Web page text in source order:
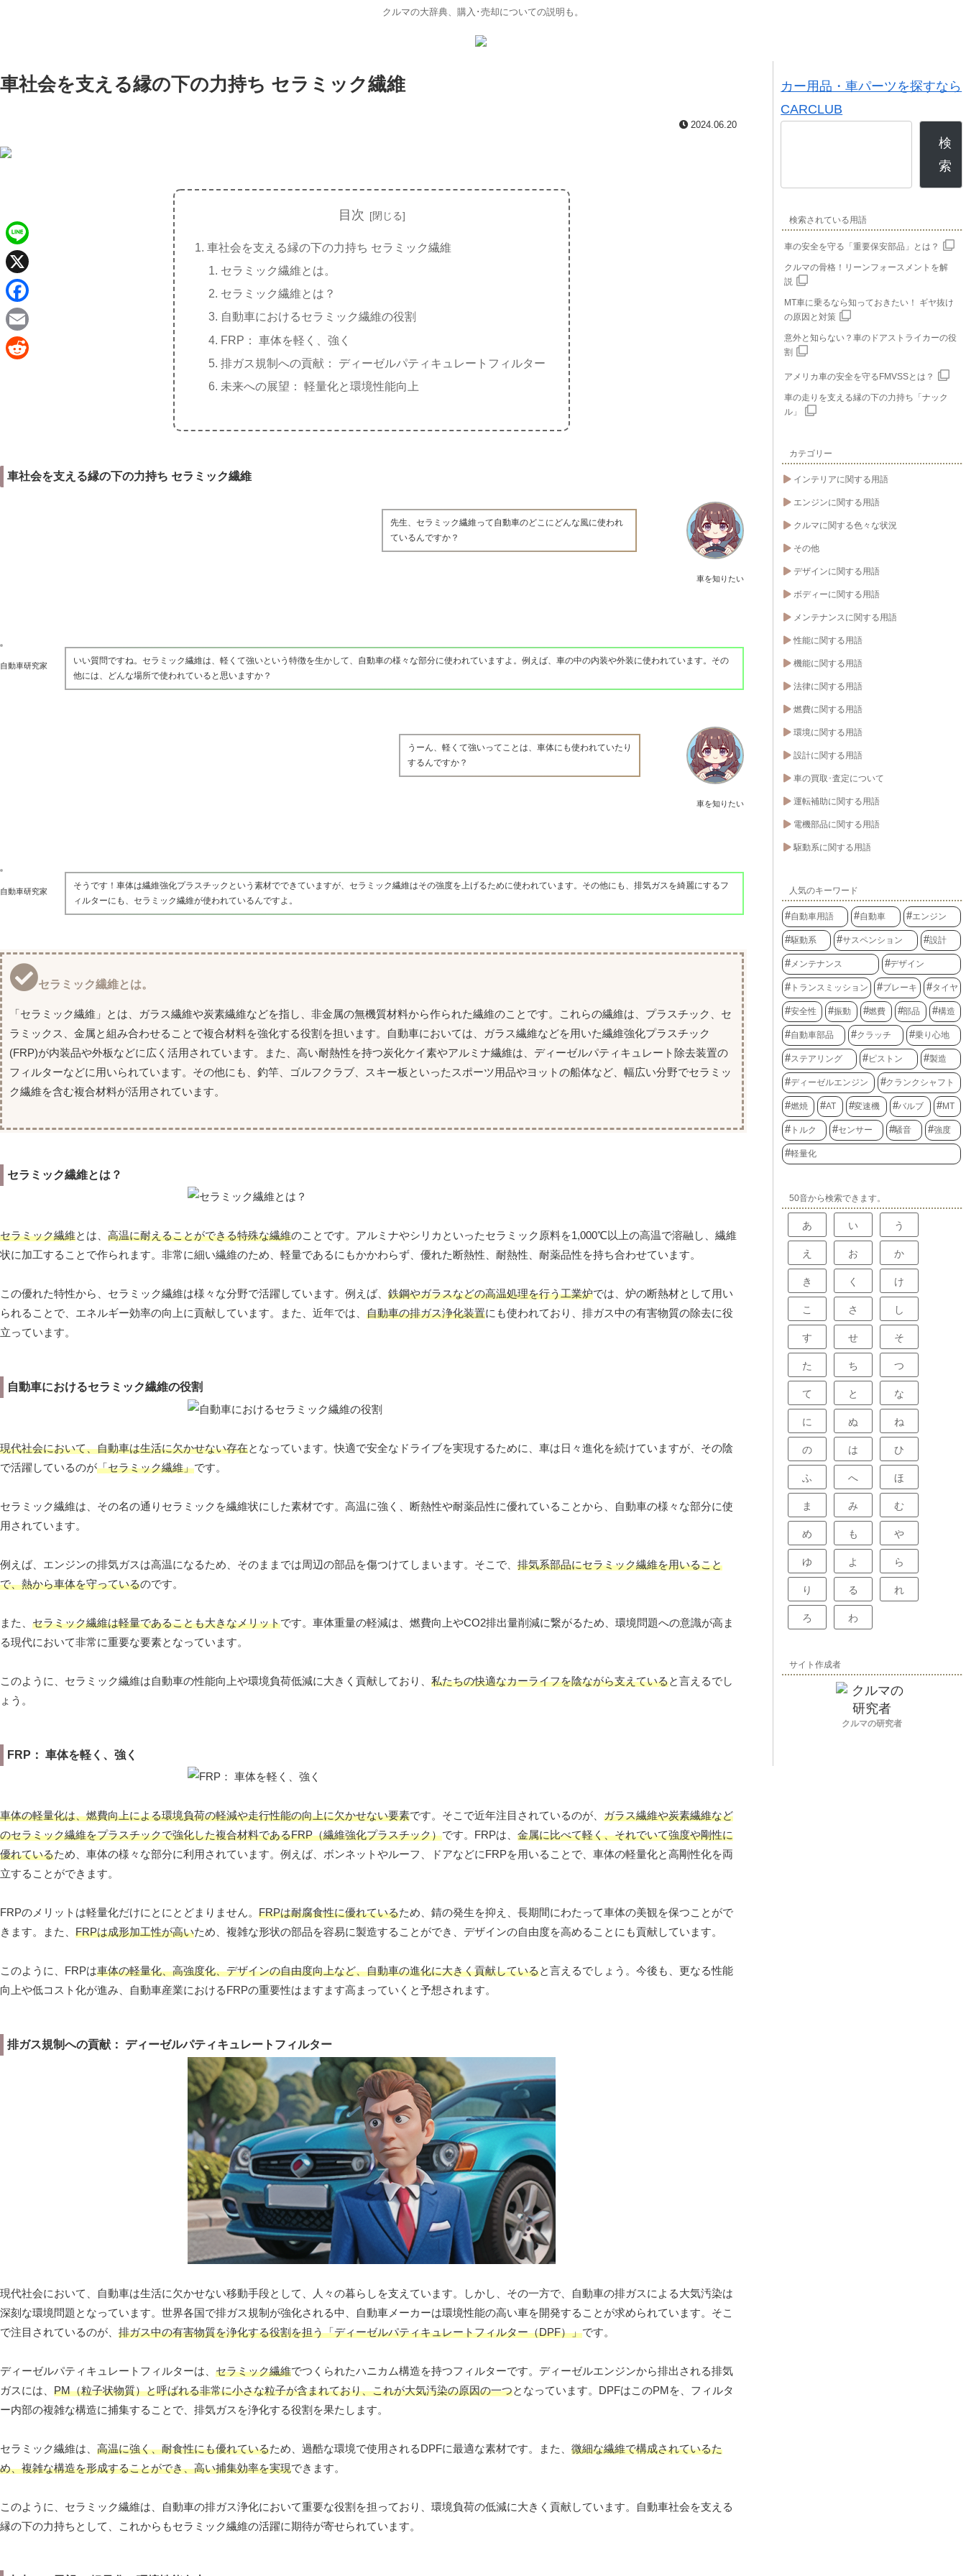
クルマの大辞典、購入･売却についての説明も。
車社会を支える縁の下の力持ち セラミック繊維
2024.06.20
目次
車社会を支える縁の下の力持ち セラミック繊維
セラミック繊維とは。
セラミック繊維とは？
自動車におけるセラミック繊維の役割
FRP： 車体を軽く、強く
排ガス規制への貢献： ディーゼルパティキュレートフィルター
未来への展望： 軽量化と環境性能向上
車社会を支える縁の下の力持ち セラミック繊維
車を知りたい
先生、セラミック繊維って自動車のどこにどんな風に使われ
ているんですか？
自動車研究家
いい質問ですね。セラミック繊維は、軽くて強いという特徴を生かして、自動車の様々な部分に使われていますよ。例えば、車の中の内装や外装に使われています。その
他には、どんな場所で使われていると思いますか？
車を知りたい
うーん、軽くて強いってことは、車体にも使われていたり
するんですか？
自動車研究家
そうです！車体は繊維強化プラスチックという素材でできていますが、セラミック繊維はその強度を上げるために使われています。その他にも、排気ガスを綺麗にするフ
ィルターにも、セラミック繊維が使われているんですよ。
セラミック繊維とは。
「セラミック繊維」とは、ガラス繊維や炭素繊維などを指し、非金属の無機質材料から作られた繊維のことです。これらの繊維は、プラスチック、セ
ラミックス、金属と組み合わせることで複合材料を強化する役割を担います。自動車においては、ガラス繊維などを用いた繊維強化プラスチック
(FRP)が内装品や外板などに広く活用されています。また、高い耐熱性を持つ炭化ケイ素やアルミナ繊維は、ディーゼルパティキュレート除去装置の
フィルターなどに用いられています。その他にも、釣竿、ゴルフクラブ、スキー板といったスポーツ用品やヨットの船体など、幅広い分野でセラミッ
ク繊維を含む複合材料が活用されています。
セラミック繊維とは？
セラミック繊維とは、 高温に耐えることができる特殊な繊維のことです。アルミナやシリカといったセラミック原料を1,000℃以上の高温で溶融し、繊維
状に加工することで作られます。非常に細い繊維のため、軽量であるにもかかわらず、優れた断熱性、耐熱性、耐薬品性を持ち合わせています。
この優れた特性から、セラミック繊維は様々な分野で活躍しています。例えば、 鉄鋼やガラスなどの高温処理を行う工業炉では、炉の断熱材として用い
られることで、エネルギー効率の向上に貢献しています。また、近年では、 自動車の排ガス浄化装置にも使われており、排ガス中の有害物質の除去に役
立っています。
自動車におけるセラミック繊維の役割
現代社会において、自動車は生活に欠かせない存在となっています。快適で安全なドライブを実現するために、車は日々進化を続けていますが、その陰
で活躍しているのが「セラミック繊維」です。
セラミック繊維は、その名の通りセラミックを繊維状にした素材です。高温に強く、断熱性や耐薬品性に優れていることから、自動車の様々な部分に使
用されています。
例えば、エンジンの排気ガスは高温になるため、そのままでは周辺の部品を傷つけてしまいます。そこで、 排気系部品にセラミック繊維を用いること
で、熱から車体を守っているのです。
また、 セラミック繊維は軽量であることも大きなメリットです。車体重量の軽減は、燃費向上やCO2排出量削減に繋がるため、環境問題への意識が高ま
る現代において非常に重要な要素となっています。
このように、セラミック繊維は自動車の性能向上や環境負荷低減に大きく貢献しており、 私たちの快適なカーライフを陰ながら支えていると言えるでし
ょう。
FRP： 車体を軽く、強く
車体の軽量化は、燃費向上による環境負荷の軽減や走行性能の向上に欠かせない要素です。そこで近年注目されているのが、 ガラス繊維や炭素繊維など
のセラミック繊維をプラスチックで強化した複合材料であるFRP（繊維強化プラスチック）です。FRPは、 金属に比べて軽く、それでいて強度や剛性に
優れているため、車体の様々な部分に利用されています。例えば、ボンネットやルーフ、ドアなどにFRPを用いることで、車体の軽量化と高剛性化を両
立することができます。
FRPのメリットは軽量化だけにとにとどまりません。 FRPは耐腐食性に優れているため、錆の発生を抑え、長期間にわたって車体の美観を保つことがで
きます。また、 FRPは成形加工性が高いため、複雑な形状の部品を容易に製造することができ、デザインの自由度を高めることにも貢献しています。
このように、FRPは車体の軽量化、高強度化、デザインの自由度向上など、自動車の進化に大きく貢献していると言えるでしょう。今後も、更なる性能
向上や低コスト化が進み、自動車産業におけるFRPの重要性はますます高まっていくと予想されます。
排ガス規制への貢献： ディーゼルパティキュレートフィルター
現代社会において、自動車は生活に欠かせない移動手段として、人々の暮らしを支えています。しかし、その一方で、自動車の排ガスによる大気汚染は
深刻な環境問題となっています。世界各国で排ガス規制が強化される中、自動車メーカーは環境性能の高い車を開発することが求められています。そこ
で注目されているのが、 排ガス中の有害物質を浄化する役割を担う「ディーゼルパティキュレートフィルター（DPF）」です。
ディーゼルパティキュレートフィルターは、 セラミック繊維でつくられたハニカム構造を持つフィルターです。ディーゼルエンジンから排出される排気
ガスには、 PM（粒子状物質）と呼ばれる非常に小さな粒子が含まれており、これが大気汚染の原因の一つとなっています。DPFはこのPMを、フィルタ
ー内部の複雑な構造に捕集することで、排気ガスを浄化する役割を果たします。
セラミック繊維は、 高温に強く、耐食性にも優れているため、過酷な環境で使用されるDPFに最適な素材です。また、 微細な繊維で構成されているた
め、複雑な構造を形成することができ、高い捕集効率を実現できます。
このように、セラミック繊維は、自動車の排ガス浄化において重要な役割を担っており、環境負荷の低減に大きく貢献しています。自動車社会を支える
縁の下の力持ちとして、これからもセラミック繊維の活躍に期待が寄せられています。
カー用品・車パーツを探すなら
CARCLUB
検
索
検索されている用語
車の安全を守る「重要保安部品」とは？
クルマの骨格！リーンフォースメントを解
説
MT車に乗るなら知っておきたい！ ギヤ抜け
の原因と対策
意外と知らない？車のドアストライカーの役
割
アメリカ車の安全を守るFMVSSとは？
車の走りを支える縁の下の力持ち「ナック
ル」
カテゴリー
インテリアに関する用語
エンジンに関する用語
クルマに関する色々な状況
その他
デザインに関する用語
ボディーに関する用語
メンテナンスに関する用語
性能に関する用語
機能に関する用語
法律に関する用語
燃費に関する用語
環境に関する用語
設計に関する用語
車の買取･査定について
運転補助に関する用語
電機部品に関する用語
駆動系に関する用語
人気のキーワード
自動車用語 自動車 エンジン
駆動系 サスペンション 設計
メンテナンス デザイン
トランスミッション ブレーキ タイヤ
安全性 振動 燃費 部品 構造
自動車部品 クラッチ 乗り心地
ステアリング ピストン 製造
ディーゼルエンジン クランクシャフト
燃焼 AT 変速機 バルブ MT
トルク センサー 騒音 強度
軽量化
50音から検索できます。
あ い う
え お か
き く け
こ さ し
す せ そ
た ち つ
て と な
に ぬ ね
の は ひ
ふ へ ほ
ま み む
め も や
ゆ よ ら
り る れ
ろ わ
サイト作成者
クルマの研究者
L
n
e
X
F
a
c
k
E